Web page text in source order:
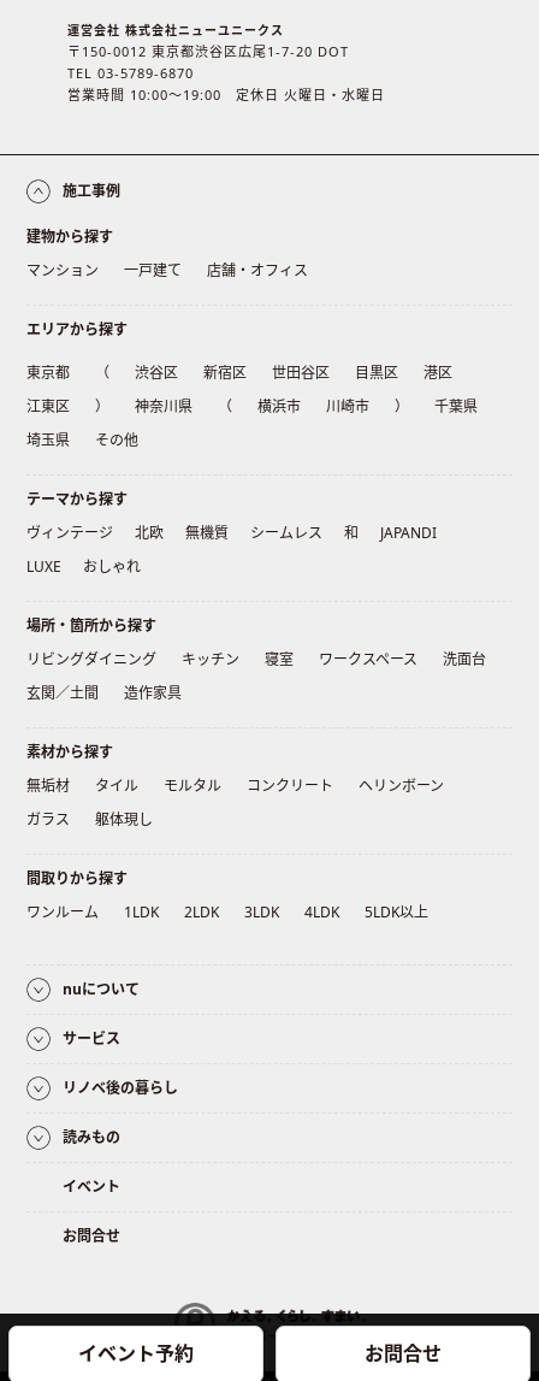
イベント予約 お問合せ
運営会社 株式会社ニューユニークス
〒150-0012 東京都渋谷区広尾1-7-20 DOT
TEL 03-5789-6870
営業時間 10:00〜19:00 定休日 火曜日・水曜日
施工事例
建物から探す
マンション
一戸建て 店舗・オフィス
エリアから探す
東京都 （ 渋谷区 新宿区 世田谷区 目黒区
港区
江東区
） 神奈川県 （ 横浜市 川崎市 ）
千葉県
埼玉県
その他
テーマから探す
ヴィンテージ
北欧 無機質 シームレス 和
JAPANDI
LUXE
おしゃれ
場所・箇所から探す
リビングダイニング
キッチン 寝室 ワークスペース
洗面台
玄関／土間
造作家具
素材から探す
無垢材
タイル モルタル コンクリート
ヘリンボーン
ガラス
躯体現し
間取りから探す
ワンルーム
1LDK 2LDK 3LDK 4LDK 5LDK以上
nuについて
サービス
リノベ後の暮らし
読みもの
イベント
お問合せ